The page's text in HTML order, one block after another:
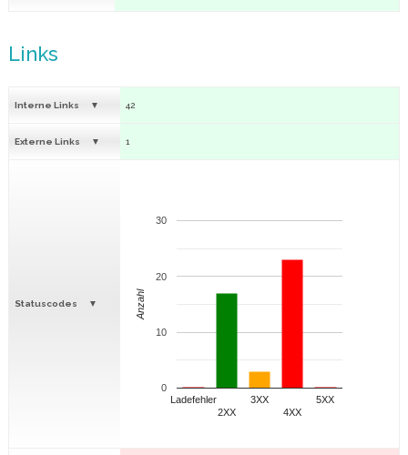
Links
Interne Links 42
Externe Links 1
Statuscodes
Ladefehler
2XX
3XX
4XX
5XX
0
10
20
30
Anzahl